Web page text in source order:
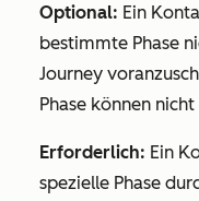
Optional: Ein
bestimmte Phase
Journey
Phase können
Erforderlich: Ein
spezielle Phase